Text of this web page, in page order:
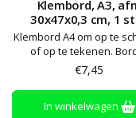
Klembord, A3,
30x47x0,3 cm, 1
Klembord A4 om op te
of op te tekenen.
voorzien van een zeer
klem
€7,45
In winkelwagen